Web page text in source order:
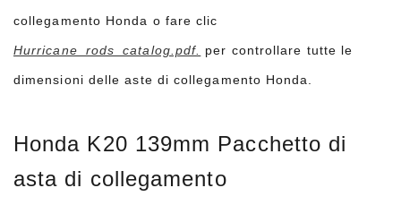
collegamento Honda o fare clic
Hurricane_rods_catalog.pdf. per controllare tutte le
dimensioni delle aste di collegamento Honda.
Honda K20 139mm Pacchetto di
asta di collegamento